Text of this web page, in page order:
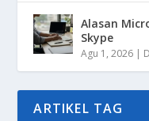
Alasan
Skype
Agu 1, 2026 |
ARTIKEL TAG